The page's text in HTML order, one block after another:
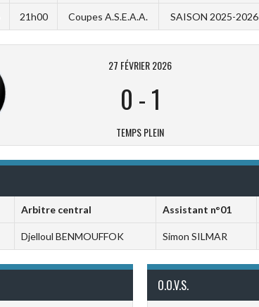
21h00 Coupes A.S.E.A.A. SAISON 2025-2026
27 FÉVRIER 2026
0 -1
TEMPS PLEIN
Arbitre central Assistant n°01
Djelloul BENMOUFFOK Simon SILMAR
O.O.V.S.